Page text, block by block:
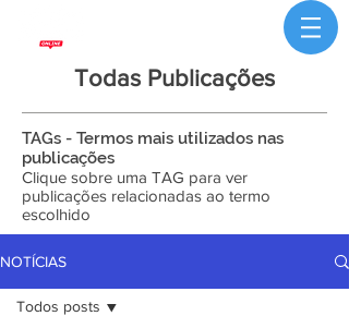
Todas Publicações
TAGs - Termos mais utilizados nas
publicações
Clique sobre uma TAG para ver
publicações relacionadas ao termo
escolhido
NOTÍCIAS
Todos posts